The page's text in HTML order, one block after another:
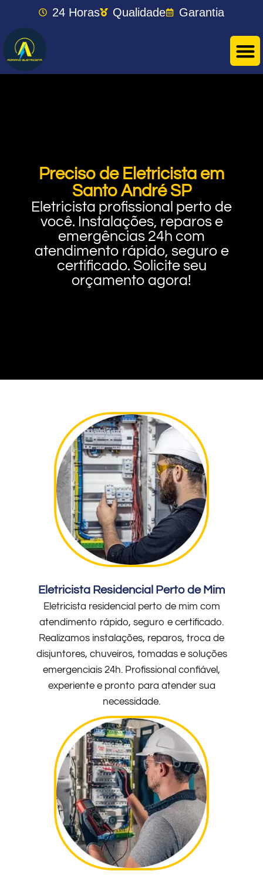
24 Horas Qualidade Garantia
Preciso de Eletricista em
Santo André SP
Eletricista profissional perto de
você. Instalações, reparos e
emergências 24h com
atendimento rápido, seguro e
certificado. Solicite seu
orçamento agora!
Eletricista Residencial Perto de Mim
Eletricista residencial perto de mim com
atendimento rápido, seguro e certificado.
Realizamos instalações, reparos, troca de
disjuntores, chuveiros, tomadas e soluções
emergenciais 24h. Profissional confiável,
experiente e pronto para atender sua
necessidade.